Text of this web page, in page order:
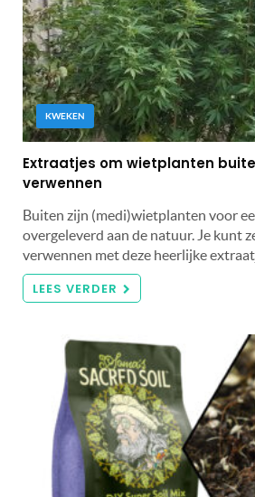
KWEKEN
Extraatjes om wietplanten
verwennen
Buiten zijn (medi)wietplanten voor
overgeleverd aan de natuur. Je kunt
verwennen met deze heerlijke
LEES VERDER